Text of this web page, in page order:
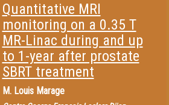
Quantitative MRI
monitoring on a 0.35 T
MR-Linac during and up
to 1-year after prostate
SBRT treatment
M. Louis Marage